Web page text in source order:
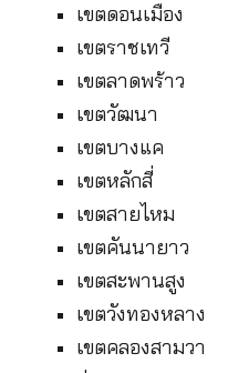
เขตดอนเมือง
เขตราชเทวี
เขตลาดพร้าว
เขตวัฒนา
เขตบางแค
เขตหลักสี่
เขตสายไหม
เขตคันนายาว
เขตสะพานสูง
เขตวังทองหลาง
เขตคลองสามวา